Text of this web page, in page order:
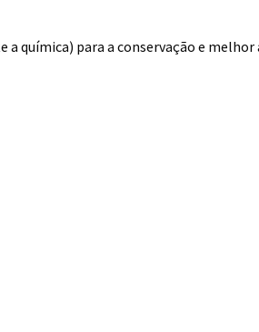
química) para a conservação e